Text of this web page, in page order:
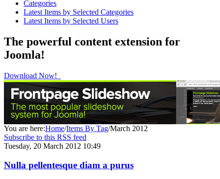
Categories
Latest Items by Selected Categories
Latest Items by Selected Users
The powerful content extension for
Joomla!
Download Now!
You are here:Home/Items By Tag/March 2012
Subscribe to this RSS feed
Tuesday, 20 March 2012 10:49
Nulla pellentesque diam a purus